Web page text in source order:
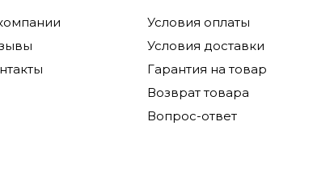
Условия оплаты
Условия доставки
Гарантия на товар
Возврат товара
Вопрос-ответ